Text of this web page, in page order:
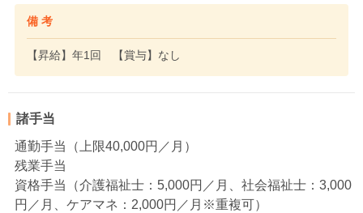
備 考
【昇給】年1回 【賞与】なし
諸手当
通勤手当（上限40,000円／月）
残業手当
資格手当（介護福祉士：5,000円／月、社会福祉士：3,000
円／月、ケアマネ：2,000円／月※重複可）